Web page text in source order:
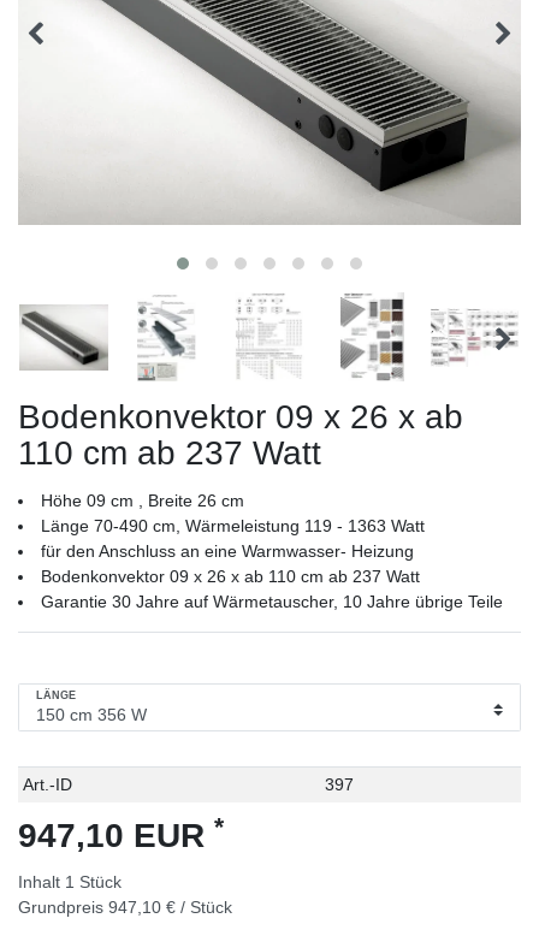
Bodenkonvektor 09 x 26 x ab
110 cm ab 237 Watt
Höhe 09 cm , Breite 26 cm
Länge 70-490 cm, Wärmeleistung 119 - 1363 Watt
für den Anschluss an eine Warmwasser- Heizung
Bodenkonvektor 09 x 26 x ab 110 cm ab 237 Watt
Garantie 30 Jahre auf Wärmetauscher, 10 Jahre übrige Teile
LÄNGE
Technisches
Wert
Art.-ID 397
947,10 EUR *
Inhalt 1 Stück
Grundpreis 947,10 € / Stück